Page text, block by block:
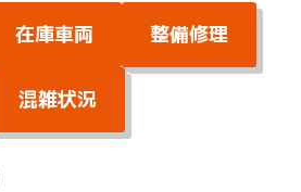
在庫車両 整備修理
混雑状況